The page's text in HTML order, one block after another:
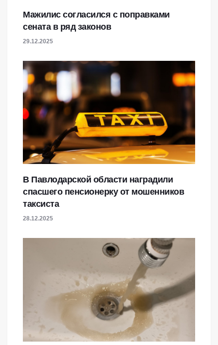
Мажилис согласился с поправками
сената в ряд законов
29.12.2025
В Павлодарской области наградили
спасшего пенсионерку от мошенников
таксиста
28.12.2025